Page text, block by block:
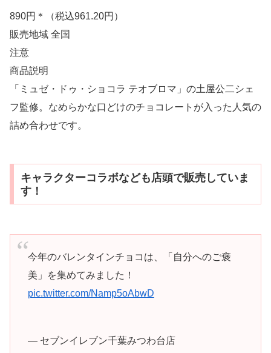
890円＊（税込961.20円）
販売地域 全国
注意
商品説明
「ミュゼ・ドゥ・ショコラ テオブロマ」の土屋公二シェ
フ監修。なめらかな口どけのチョコレートが入った人気の
詰め合わせです。
キャラクターコラボなども店頭で販売していま
す！
今年のバレンタインチョコは、「自分へのご褒
美」を集めてみました！
pic.twitter.com/Namp5oAbwD
— セブンイレブン千葉みつわ台店